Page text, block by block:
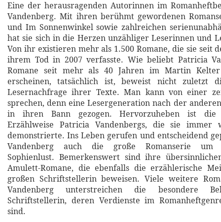
Eine der herausragenden Autorinnen im
Vandenberg. Mit ihren berühmt gewordenen
und Im Sonnenwinkel sowie zahlreichen
hat sie sich in die Herzen unzähliger Leserinnen und
Von ihr existieren mehr als 1.500 Romane, die sie seit
ihrem Tod in 2007 verfasste. Wie beliebt Patricia
Romane seit mehr als 40 Jahren im Martin
erscheinen, tatsächlich ist, beweist nicht zuletzt
Lesernachfrage ihrer Texte. Man kann von einer
sprechen, denn eine Lesergeneration nach der
in ihren Bann gezogen. Hervorzuheben ist die
Erzählweise Patricia Vandenbergs, die sie immer
demonstrierte. Ins Leben gerufen und entscheidend
Vandenberg auch die große Romanserie um
Sophienlust. Bemerkenswert sind ihre
Amulett-Romane, die ebenfalls die erzählerische
großen Schriftstellerin beweisen. Viele weitere
Vandenberg unterstreichen die besondere
Schriftstellerin, deren Verdienste im
sind.